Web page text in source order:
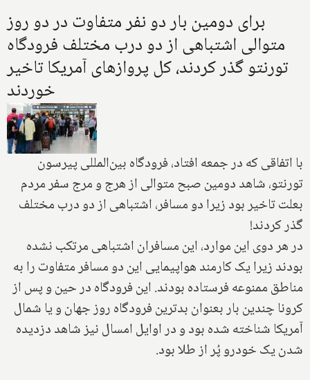
برای دومین بار دو نفر متفاوت در دو روز
متوالی اشتباهی از دو درب مختلف فرودگاه
تورنتو گذر کردند، کل پروازهای آمریکا تاخیر
خوردند
با اتفاقی که در جمعه افتاد، فرودگاه بین‌المللی پیرسون
تورنتو، شاهد دومین صبح متوالی از هرج و مرج سفر مردم
بعلت تاخیر بود زیرا دو مسافر، اشتباهی از دو درب مختلف
گذر کردند!
در هر دوی این موارد، این مسافران اشتباهی مرتکب نشده
بودند زیرا یک کارمند هواپیمایی این دو مسافر متفاوت را به
مناطق ممنوعه فرستاده بودند. این فرودگاه در حین و پس از
کرونا چندین بار بعنوان بدترین فرودگاه روز جهان و یا شمال
آمریکا شناخته شده بود و در اوایل امسال نیز شاهد دزدیده
شدن یک خودرو پُر از طلا بود.